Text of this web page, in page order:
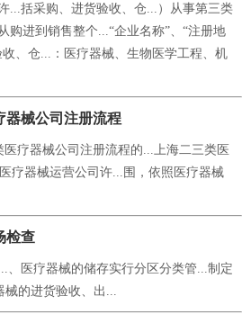
...括采购、进货验收、仓...）从事第三类
购进到销售整个...“企业名称”、“注册地
、仓...：医疗器械、生物医学工程、机
器械公司注册流程
医疗器械公司注册流程的...上海二三类医
疗器械运营公司许...围，依照医疗器械
检查
、医疗器械的储存实行分区分类管...制定
的进货验收、出...